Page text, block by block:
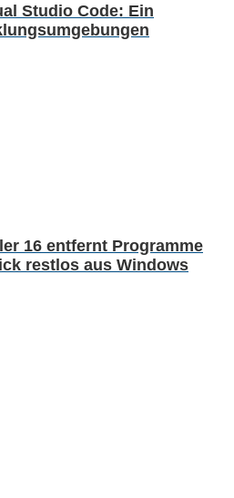
Studio Code: Ein
16 entfernt Programme
restlos aus Windows